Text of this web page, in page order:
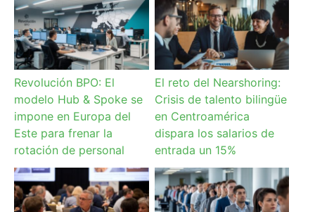
Revolución BPO: El
modelo Hub & Spoke se
impone en Europa del
Este para frenar la
rotación de personal
El reto del Nearshoring:
Crisis de talento bilingüe
en Centroamérica
dispara los salarios de
entrada un 15%